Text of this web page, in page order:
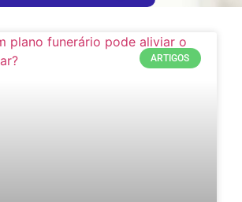
ARTIGOS